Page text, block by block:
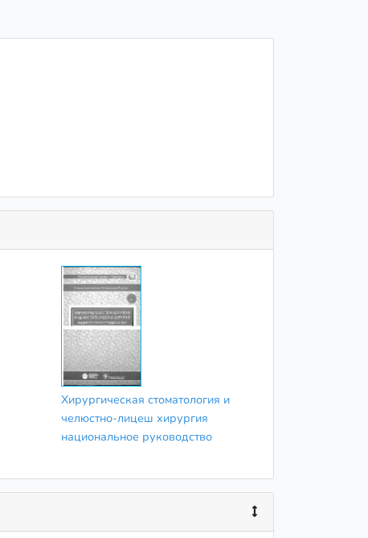
Хирургическая стоматология и
челюстно-лицеш хирургия
национальное руководство